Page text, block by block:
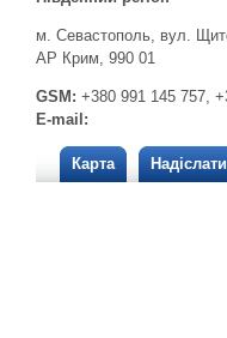
м. Севастополь, вул.
АР Крим, 990 01
GSM: +380 991 145 757,
E-mail:
Карта